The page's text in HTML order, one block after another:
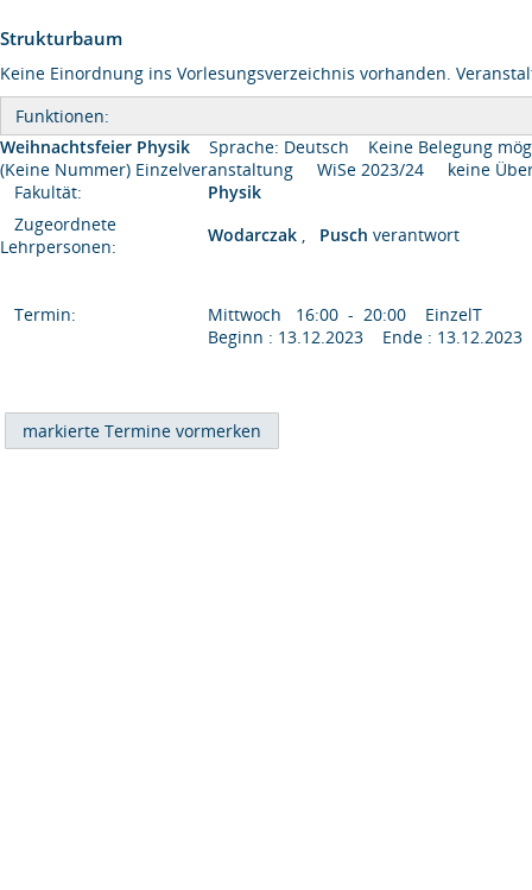
Strukturbaum
Keine Einordnung ins Vorlesungsverzeichnis vorhanden.
Funktionen:
Weihnachtsfeier Physik
Sprache: Deutsch
Keine Belegung
(Keine Nummer) Einzelveranstaltung WiSe 2023/24 keine
Fakultät:
Physik
Zugeordnete
Lehrpersonen:
Wodarczak , Pusch verantwort
Termin:
Mittwoch 16:00 - 20:00 EinzelT
Beginn : 13.12.2023 Ende : 13.12.2023